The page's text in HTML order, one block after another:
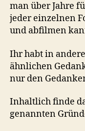
man über Jahre
jeder einzelnen
und abfilmen
Ihr habt in
ähnlichen
nur den
Inhaltlich finde
genannten